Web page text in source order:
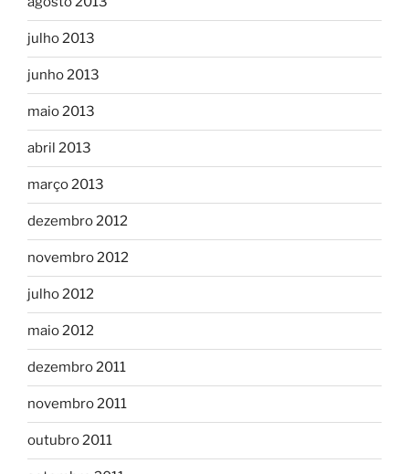
julho 2013
junho 2013
maio 2013
abril 2013
março 2013
dezembro 2012
novembro 2012
julho 2012
maio 2012
dezembro 2011
novembro 2011
outubro 2011